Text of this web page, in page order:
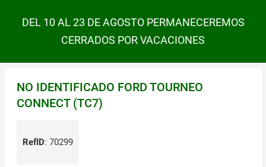
DEL 10 AL 23 DE AGOSTO PERMANECEREMOS
CERRADOS POR VACACIONES
NO IDENTIFICADO FORD TOURNEO
CONNECT (TC7)
RefID: 70299